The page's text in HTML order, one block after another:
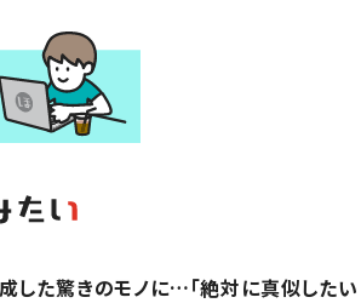
した驚きのモノに…「絶対に真似したい